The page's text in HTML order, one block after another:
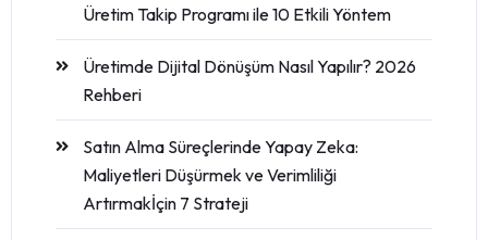
Üretim Takip Programı ile 10 Etkili Yöntem
Üretimde Dijital Dönüşüm Nasıl Yapılır? 2026
Rehberi
Satın Alma Süreçlerinde Yapay Zeka:
Maliyetleri Düşürmek ve Verimliliği
Artırmakİçin 7 Strateji